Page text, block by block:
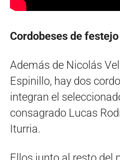
Cordobeses de
Además de Nicolás
Espinillo, hay dos
integran el
consagrado Lucas
Iturria.
Ellos junto al resto del